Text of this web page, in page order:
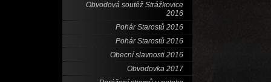
Obvodová soutěž Strážkovice
2016
Pohár Starostů 2016
Pohár Starostů 2016
Obecní slavnosti 2016
Obvodovka 2017